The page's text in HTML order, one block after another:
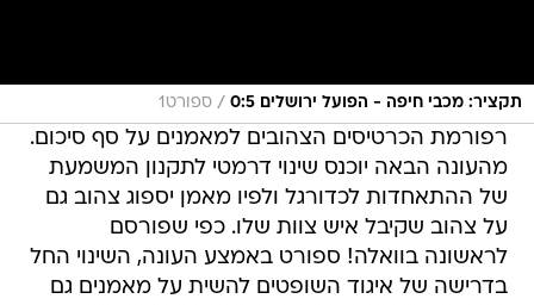
תקציר: מכבי חיפה - הפועל ירושלים 0:5 / ספורט1
רפורמת הכרטיסים הצהובים למאמנים על סף סיכום.
מהעונה הבאה יוכנס שינוי דרמטי לתקנון המשמעת
של ההתאחדות לכדורגל ולפיו מאמן יספוג צהוב גם
על צהוב שקיבל איש צוות שלו. כפי שפורסם
לראשונה בוואלה! ספורט באמצע העונה, השינוי החל
בדרישה של איגוד השופטים להשית על מאמנים גם